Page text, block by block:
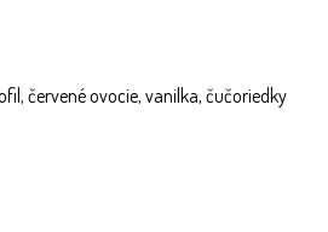
červené ovocie, vanilka, čučoriedky